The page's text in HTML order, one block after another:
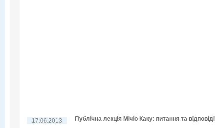
17.06.2013 Публічна лекція Мічіо Каку: питання та відповіді